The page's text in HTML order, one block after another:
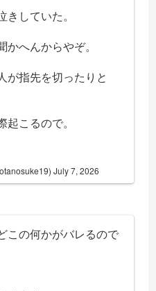
していた。
へんからやぞ。
が指先を切ったりと
こるので。
July 7, 2026
この何かがバレるので